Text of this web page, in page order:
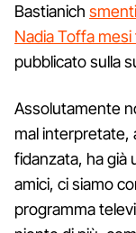
Bastianich
Nadia Toffa mesi
pubblicato sulla
Assolutamente
mal interpretate,
fidanzata, ha già
amici, ci siamo
programma